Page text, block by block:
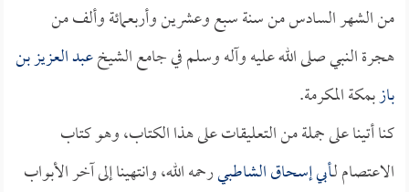
من الشهر السادس من سنة سبع وعشرين وأربعمائة وألف من
هجرة النبي صلى الله عليه وآله وسلم في جامع الشيخعبد العزيز بن
بازبمكة المكرمة.
كنا أتينا على جملة من التعليقات على هذا الكتاب، وهو كتاب
الاعتصام لـأبي إسحاق الشاطبيرحمه الله، وانتهينا إلى آخر الأبواب